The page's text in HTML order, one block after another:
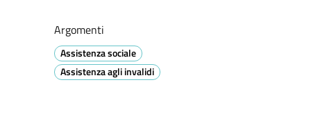
Argomenti
Assistenza sociale
Assistenza agli invalidi